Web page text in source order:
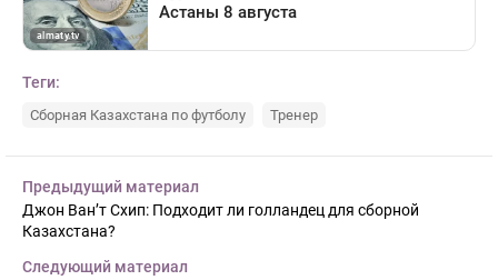
Теги:
Сборная Казахстана по футболу Тренер
Предыдущий материал
Джон Ван’т Схип: Подходит ли голландец для сборной
Казахстана?
Следующий материал